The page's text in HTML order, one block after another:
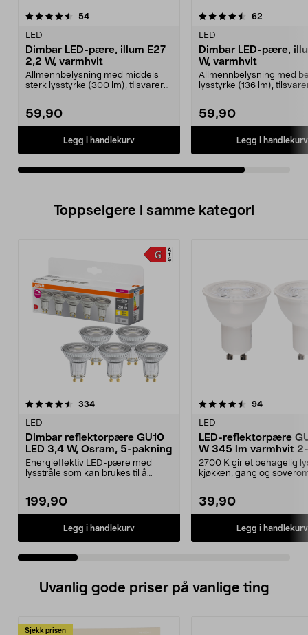
54anmeldelser
LED
Dimbar LED-pære, illum E27
2,2 W, varmhvit
Allmennbelysning med middels
sterk lysstyrke (300 lm), tilsvarer
59,90
Legg i handlekurv
4.5av 5 stjerner 62
LED
Dimbar LED-pære,
W, varmhvit
Allmennbelysning med
lysstyrke (136 lm),
59,90
Legg i handlekurv
Toppselgere i samme kategori
334anmeldelser
LED
Dimbar reflektorpære GU10
LED 3,4 W, Osram, 5-pakning
Energieffektiv LED-pære med
lysstråle som kan brukes til å
199,90
Legg i handlekurv
4.5 av 5 stjerner 94
LED
LED-reflektorpære
W 345 lm varmhvit 2-
pakning
2700 K gir et behagelig
kjøkken, gang og
39,90
Legg i handlekurv
4.5 av 5 stjerner
Uvanlig gode priser på vanlige ting
Sjekk prisen